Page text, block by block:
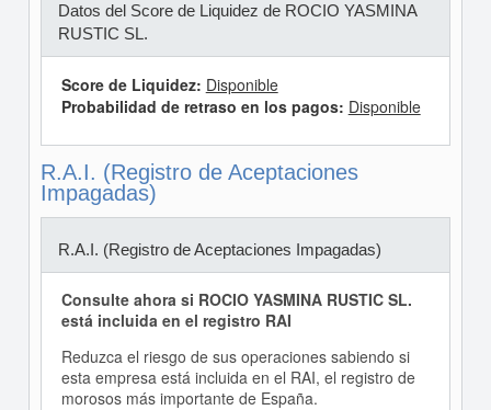
Datos del Score de Liquidez de ROCIO YASMINA
RUSTIC SL.
Score de Liquidez: Disponible
Probabilidad de retraso en los pagos: Disponible
R.A.I. (Registro de Aceptaciones
Impagadas)
R.A.I. (Registro de Aceptaciones Impagadas)
Consulte ahora si ROCIO YASMINA RUSTIC SL.
está incluida en el registro RAI
Reduzca el riesgo de sus operaciones sabiendo si
esta empresa está incluida en el RAI, el registro de
morosos más importante de España.